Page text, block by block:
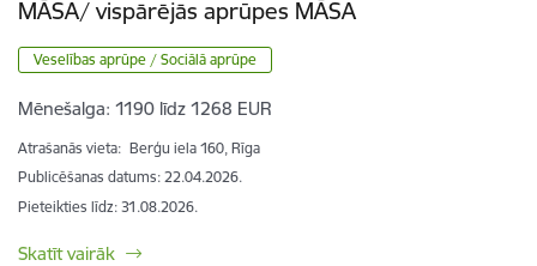
MĀSA/ vispārējās aprūpes MĀSA
Veselības aprūpe / Sociālā aprūpe
Mēnešalga: 1190 līdz 1268 EUR
Atrašanās vieta: Berģu iela 160, Rīga
Publicēšanas datums: 22.04.2026.
Pieteikties līdz: 31.08.2026.
Skatīt vairāk